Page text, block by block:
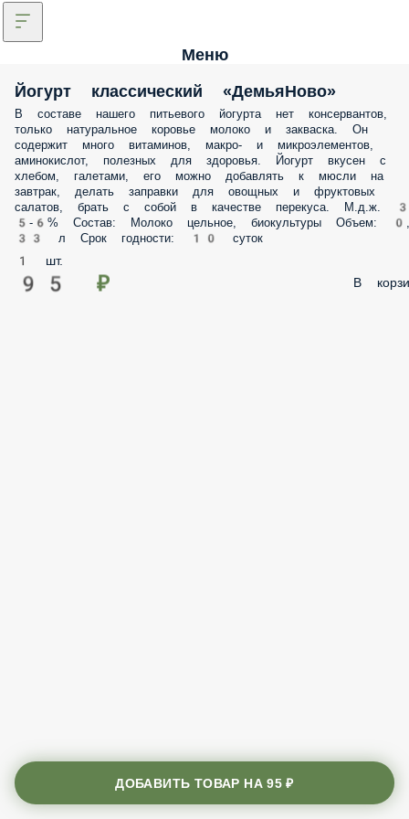
Меню
Йогурт классический «ДемьяНово»
В составе нашего питьевого йогурта нет консервантов,
только натуральное коровье молоко и закваска. Он
содержит много витаминов, макро- и микроэлементов,
аминокислот, полезных для здоровья. Йогурт вкусен с
хлебом, галетами, его можно добавлять к мюсли на
завтрак, делать заправки для овощных и фруктовых
салатов, брать с собой в качестве перекуса. М.д.ж.
5-6% Состав: Молоко цельное, биокультуры Объем: 0,
33 л Срок годности: 10 суток
1 шт.
95 ₽ В
ДОБАВИТЬ ТОВАР НА95 ₽